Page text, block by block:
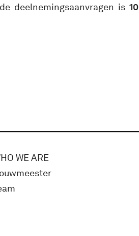
deelnemingsaanvragen is 10
WE ARE